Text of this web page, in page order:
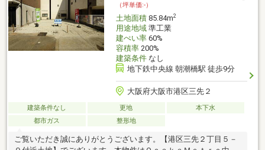
（坪単価:-）
土地面積85.84m2
用途地域準工業
建ぺい率60%
容積率200%
建築条件なし
地下鉄中央線 朝潮橋駅 徒歩9分
大阪府大阪市港区三先２
建築条件なし 更地
本下水
都市ガス
整形地
ご覧いただき誠にありがとうございます。【港区三先２丁目５－